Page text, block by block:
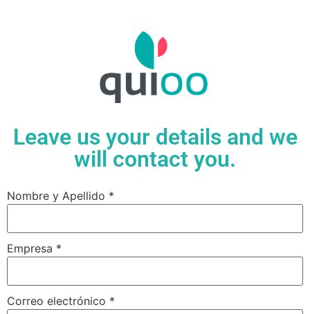
Leave us your details and we
will contact you.
Nombre y Apellido *
Empresa *
Correo electrónico *